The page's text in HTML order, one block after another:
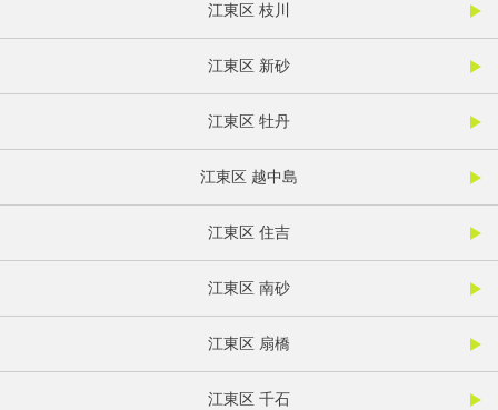
江東区 枝川
江東区 新砂
江東区 牡丹
江東区 越中島
江東区 住吉
江東区 南砂
江東区 扇橋
江東区 千石